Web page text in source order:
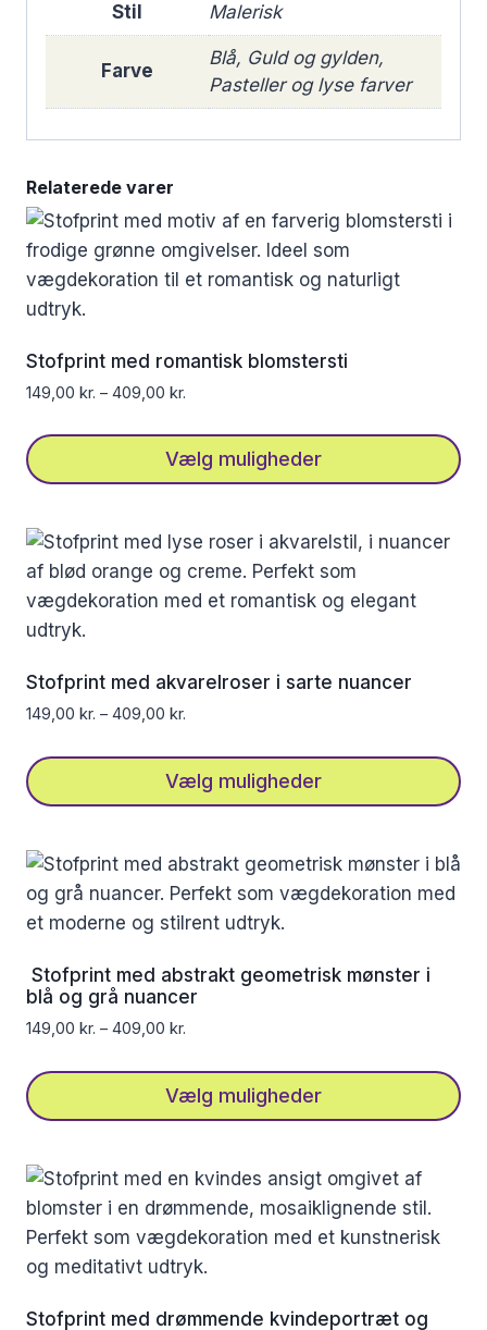
Stil Malerisk
Farve
Blå, Guld og gylden,
Pasteller og lyse farver
Relaterede varer
Stofprint med romantisk blomstersti
149,00 kr. – 409,00 kr.
Vælg muligheder
vare
varianter.
Mulighederne
kan
vælges
varesiden
Stofprint med akvarelroser i sarte nuancer
149,00 kr. – 409,00 kr.
Vælg muligheder
vare
flere
Mulighederne
kan
vælges
varesiden
Stofprint med abstrakt geometrisk mønster i
blå og grå nuancer
149,00 kr. – 409,00 kr.
Vælg muligheder
vare
Mulighederne
kan
Stofprint med drømmende kvindeportræt og